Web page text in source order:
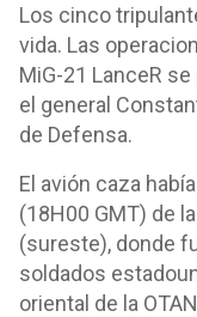
Los cinco
vida. Las
MiG-21 LanceR
el general
de Defensa.
El avión caza
(18H00 GMT) de
(sureste), donde
soldados
oriental de la